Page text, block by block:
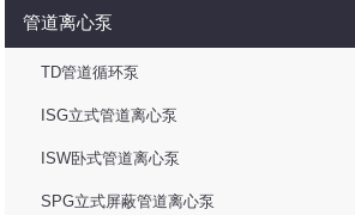
管道离心泵
TD管道循环泵
ISG立式管道离心泵
ISW卧式管道离心泵
SPG立式屏蔽管道离心泵